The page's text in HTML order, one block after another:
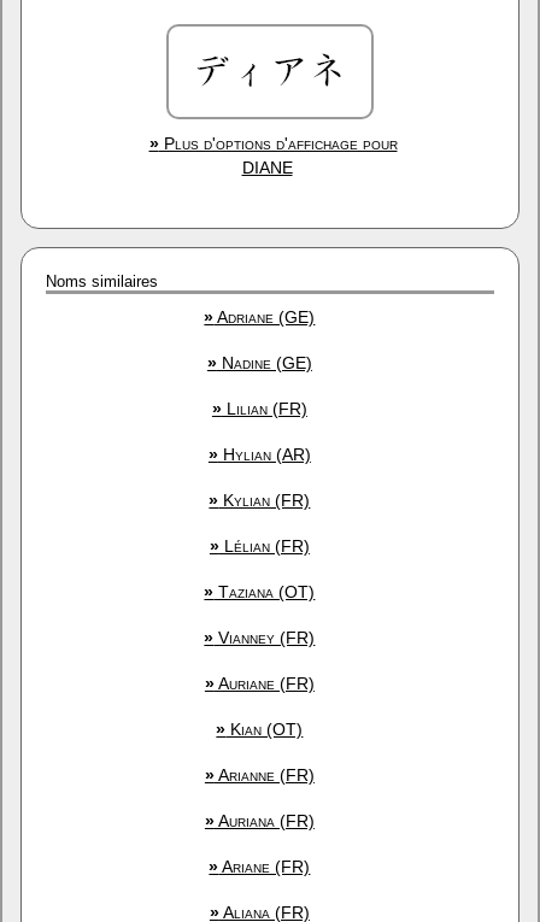
»Plus d'options d'affichage pour
DIANE
Noms similaires
»Adriane (GE)
»Nadine (GE)
»Lilian (FR)
»Hylian (AR)
» Kylian (FR)
»Lélian (FR)
» Taziana (OT)
» Vianney (FR)
»Auriane (FR)
» Kian (OT)
»Arianne (FR)
»Auriana (FR)
»Ariane (FR)
»Aliana (FR)